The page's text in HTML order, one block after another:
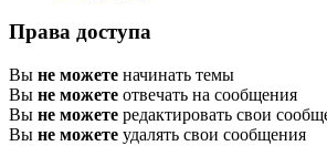
Права доступа
Вы не можете начинать темы
Вы не можете отвечать на сообщения
Вы не можете редактировать свои
Вы не можете удалять свои сообщения